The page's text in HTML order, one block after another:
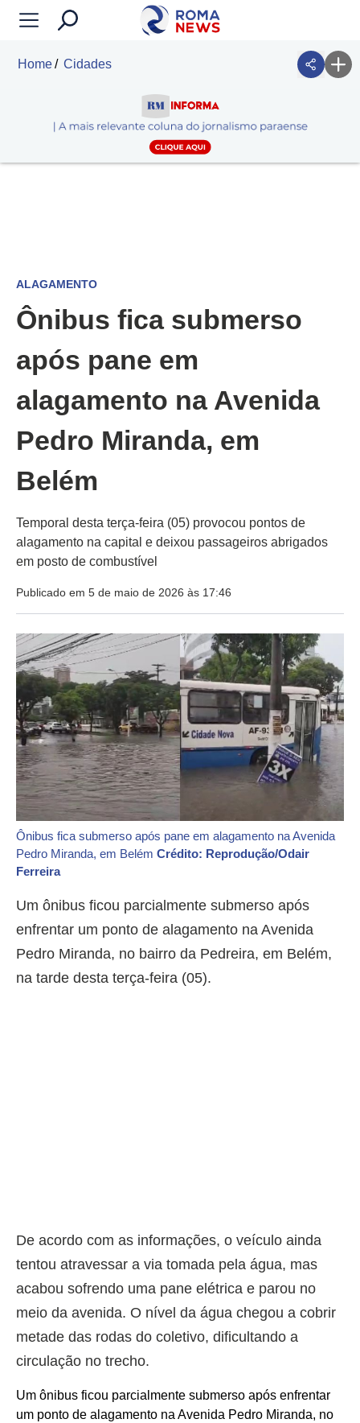
Home Cidades
ALAGAMENTO
Ônibus fica submerso
após pane em
alagamento na Avenida
Pedro Miranda, em
Belém
Temporal desta terça-feira (05) provocou pontos de
alagamento na capital e deixou passageiros abrigados
em posto de combustível
Publicado em 5 de maio de 2026 às 17:46
Ônibus fica submerso após pane em alagamento na Avenida
Pedro Miranda, em Belém Crédito: Reprodução/Odair
Ferreira
Um ônibus ficou parcialmente submerso após
enfrentar um ponto de alagamento na Avenida
Pedro Miranda, no bairro da Pedreira, em Belém,
na tarde desta terça-feira (05).
De acordo com as informações, o veículo ainda
tentou atravessar a via tomada pela água, mas
acabou sofrendo uma pane elétrica e parou no
meio da avenida. O nível da água chegou a cobrir
metade das rodas do coletivo, dificultando a
circulação no trecho.
Um ônibus ficou parcialmente submerso após enfrentar
um ponto de alagamento na Avenida Pedro Miranda, no